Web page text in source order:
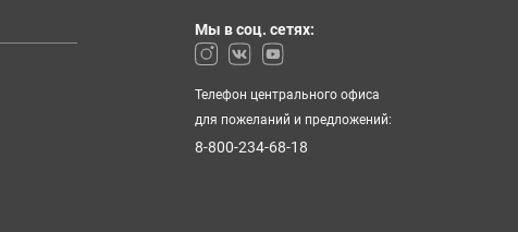
Мы в соц. сетях:
Телефон центрального офиса
для пожеланий и предложений:
8-800-234-68-18